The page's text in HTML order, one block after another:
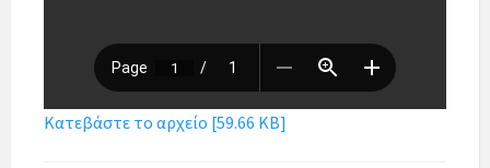
Κατεβάστε το αρχείο [59.66 KB]